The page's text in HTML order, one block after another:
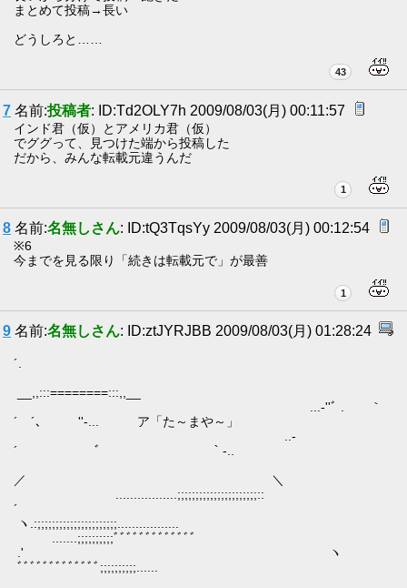
まとめて投稿→長い
どうしろと……
43
7 名前:投稿者: ID:Td2OLY7h 2009/08/03(月) 00:11:57
インド君（仮）とアメリカ君（仮）
でググって、見つけた端から投稿した
だから、みんな転載元違うんだ
1
8 名前:名無しさん: ID:tQ3TqsYy 2009/08/03(月) 00:12:54
※6
今までを見る限り「続きは転載元で」が最善
1
9 名前:名無しさん: ID:ztJYRJBB 2009/08/03(月) 01:28:24
´.
__,,:::========:::,,__
...‐''ﾞ . ｀
´ ´､ ゝ ''‐... ア「た～まや～」
..‐
´ ﾞ ｀‐..
／ ＼
.................;;;;;;;;;;;;;;;;;;;;;;::
´
ヽ.:;;;;;;;;;;;;;;;;;;;;;;.................
.......;;;;;;;;;;ﾞﾞﾞﾞﾞﾞﾞﾞﾞﾞﾞﾞﾞ
.' ヽ
ﾞﾞﾞﾞﾞﾞﾞﾞﾞﾞﾞﾞﾞ;;;;;;;;;;......